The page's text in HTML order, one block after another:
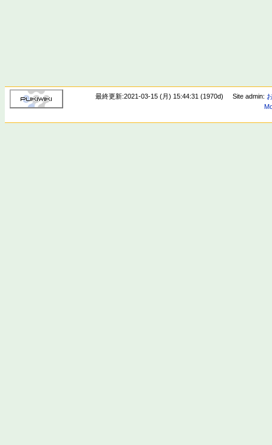
最終更新:2021-03-15 (月) 15:44:31 (1970d) Site admin: